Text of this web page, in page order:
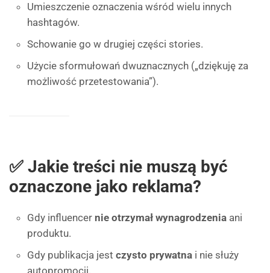
Umieszczenie oznaczenia wśród wielu innych
hashtagów.
Schowanie go w drugiej części stories.
Użycie sformułowań dwuznacznych („dziękuję za
możliwość przetestowania”).
✅ Jakie treści nie muszą być
oznaczone jako reklama?
Gdy influencer nie otrzymał wynagrodzenia ani
produktu.
Gdy publikacja jest czysto prywatna i nie służy
autopromocji.